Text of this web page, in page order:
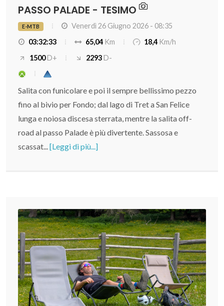
PASSO PALADE - TESIMO
E-MTB
Venerdì 26 Giugno 2026 - 08:35
03:32:33
65,04 Km 18,4 Km/h
1500D+ 2293D-
Salita con funicolare e poi il sempre bellissimo pezzo
fino al bivio per Fondo; dal lago di Tret a San Felice
lunga e noiosa discesa sterrata, mentre la salita off-
road al passo Palade è più divertente. Sassosa e
scassat...[Leggi di più...]